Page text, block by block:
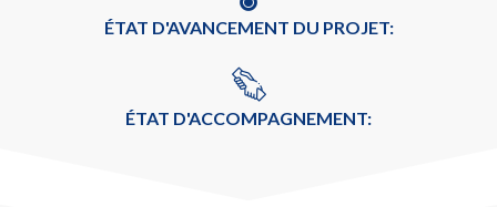
ÉTAT D'AVANCEMENT DU PROJET:
ÉTAT D'ACCOMPAGNEMENT: